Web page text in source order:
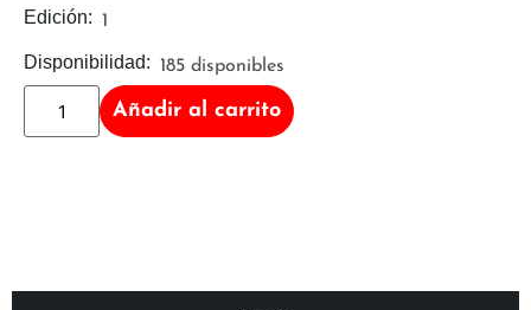
Añadir al carrito
Disponibilidad: 185 disponibles
Edición: 1